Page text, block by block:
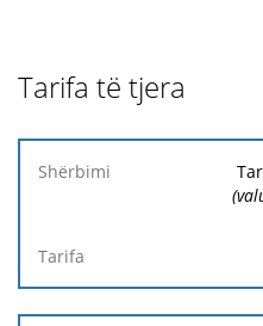
Tarifa të tjera
Shërbimi